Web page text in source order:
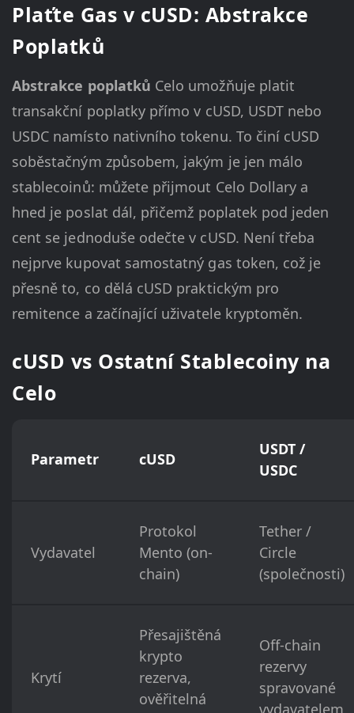
Plaťte Gas v cUSD: Abstrakce
Poplatků
Abstrakce poplatků Celo umožňuje platit
transakční poplatky přímo v cUSD, USDT nebo
USDC namísto nativního tokenu. To činí cUSD
soběstačným způsobem, jakým je jen málo
stablecoinů: můžete přijmout Celo Dollary a
hned je poslat dál, přičemž poplatek pod jeden
cent se jednoduše odečte v cUSD. Není třeba
nejprve kupovat samostatný gas token, což je
přesně to, co dělá cUSD praktickým pro
remitence a začínající uživatele kryptoměn.
cUSD vs Ostatní Stablecoiny na
Celo
Parametr cUSD
USDT /
USDC
Vydavatel
Protokol
Mento (on-
chain)
Tether /
Circle
(společnosti)
Krytí
Přesajištěná
krypto
rezerva,
ověřitelná
Off-chain
rezervy
spravované